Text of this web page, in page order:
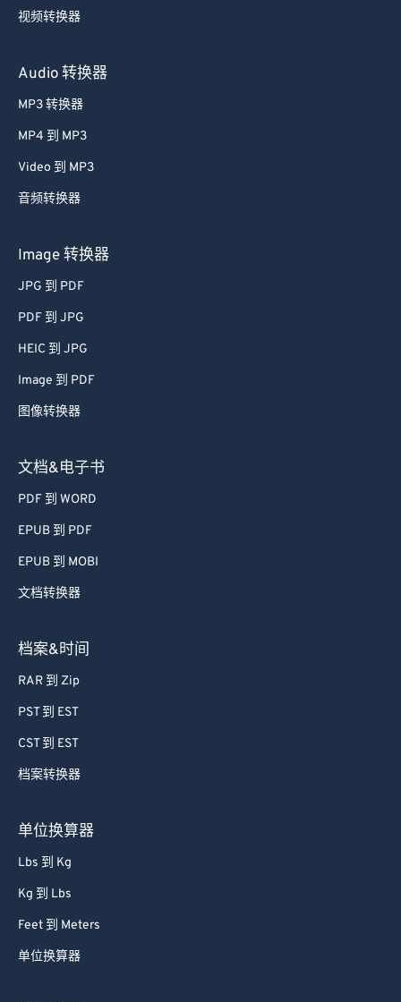
视频转换器
Audio 转换器
MP3 转换器
MP4 到 MP3
Video 到 MP3
音频转换器
Image 转换器
JPG 到 PDF
PDF 到 JPG
HEIC 到 JPG
Image 到 PDF
图像转换器
文档&电子书
PDF 到 WORD
EPUB 到 PDF
EPUB 到 MOBI
文档转换器
档案&时间
RAR 到 Zip
PST 到 EST
CST 到 EST
档案转换器
单位换算器
Lbs 到 Kg
Kg 到 Lbs
Feet 到 Meters
单位换算器